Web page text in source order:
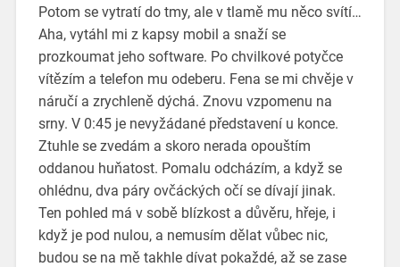
Potom se vytratí do tmy, ale v tlamě mu něco svítí…
Aha, vytáhl mi z kapsy mobil a snaží se
prozkoumat jeho software. Po chvilkové potyčce
vítězím a telefon mu odeberu. Fena se mi chvěje v
náručí a zrychleně dýchá. Znovu vzpomenu na
srny. V 0:45 je nevyžádané představení u konce.
Ztuhle se zvedám a skoro nerada opouštím
oddanou huňatost. Pomalu odcházím, a když se
ohlédnu, dva páry ovčáckých očí se dívají jinak.
Ten pohled má v sobě blízkost a důvěru, hřeje, i
když je pod nulou, a nemusím dělat vůbec nic,
budou se na mě takhle dívat pokaždé, až se zase